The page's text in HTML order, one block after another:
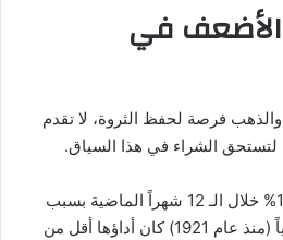
الأضعف في
الشراء في هذا السياق.
رغم ارتفاع الفضة بنسبة 133% خلال الـ 12 شهراً الماضية بسبب
عجز الإمدادات، إلا أنها تاريخياً (منذ عام 1921) كان أداؤها أقل من